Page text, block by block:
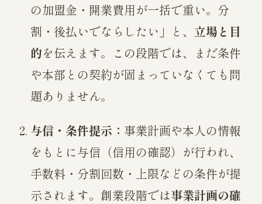
の加盟金・開業費用が一括で重い。分
割・後払いでならしたい」と、 立場と目
的を伝えます。この段階では、まだ条件
や本部との契約が固まっていなくても問
題ありません。
与信・条件提示： 事業計画や本人の情報
をもとに与信（信用の確認）が行われ、
手数料・分割回数・上限などの条件が提
示されます。創業段階では事業計画の確